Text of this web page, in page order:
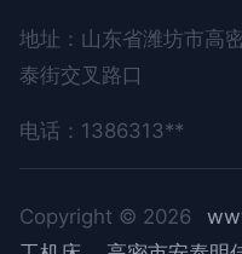
地址：山东省潍坊市高
泰街交叉路口
电话：1386313**
Copyright © 2026